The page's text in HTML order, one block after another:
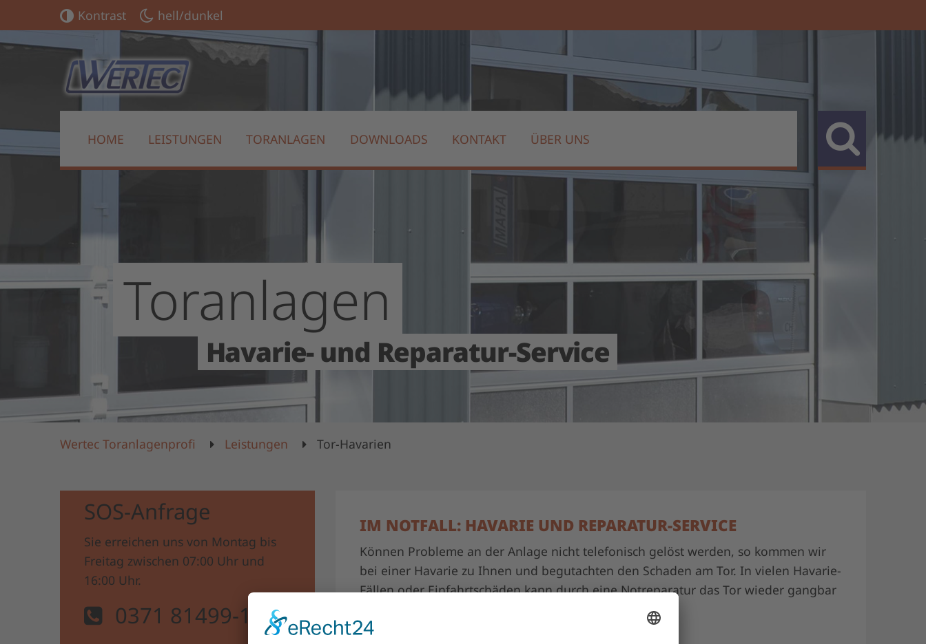
Kontrast hell/dunkel
HOME LEISTUNGEN TORANLAGEN DOWNLOADS KONTAKT ÜBER UNS
Toranlagen
Havarie- und Reparatur-Service
Wertec Toranlagenprofi Leistungen Tor-Havarien
IM NOTFALL: HAVARIE UND REPARATUR-SERVICE
Können Probleme an der Anlage nicht telefonisch gelöst werden, so kommen wir
bei einer Havarie zu Ihnen und begutachten den Schaden am Tor. In vielen Havarie-
Fällen oder Einfahrtschäden kann durch eine Notreparatur das Tor wieder gangbar
Telefonnummer für Rückfragen
SOS-Anfrage
Sie erreichen uns von Montag bis
Freitag zwischen 07:00 Uhr und
16:00 Uhr.
0371 81499-14